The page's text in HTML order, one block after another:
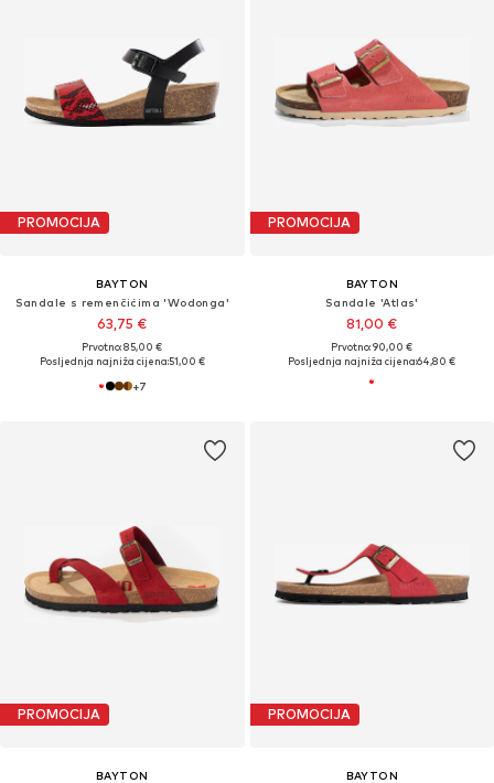
PROMOCIJA
BAYTON
Sandale s remenčićima 'Wodonga'
63,75 €
Prvotno: 85,00 €
Posljednja najniža cijena:51,00 €
+7
PROMOCIJA
BAYTON
Sandale 'Atlas'
81,00 €
Prvotno: 90,00 €
Posljednja najniža cijena:64,80 €
PROMOCIJA
BAYTON
PROMOCIJA
BAYTON